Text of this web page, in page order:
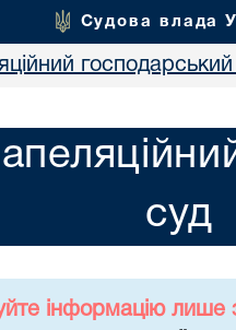
Судова влада
суд
інформацію лише